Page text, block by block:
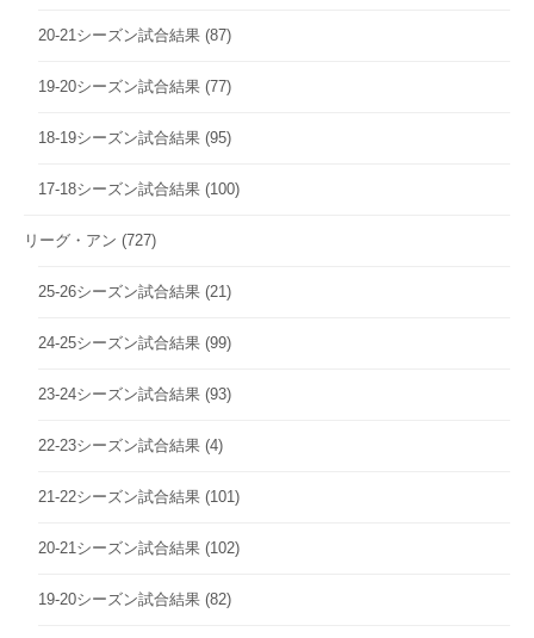
20-21シーズン試合結果 (87)
19-20シーズン試合結果 (77)
18-19シーズン試合結果 (95)
17-18シーズン試合結果 (100)
リーグ・アン (727)
25-26シーズン試合結果 (21)
24-25シーズン試合結果 (99)
23-24シーズン試合結果 (93)
22-23シーズン試合結果 (4)
21-22シーズン試合結果 (101)
20-21シーズン試合結果 (102)
19-20シーズン試合結果 (82)